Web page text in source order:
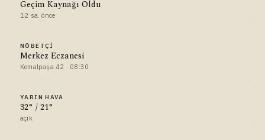
Geçim Kaynağı Oldu
12 sa. önce
NÖBETÇI
Merkez Eczanesi
Kemalpaşa 42 · 08:30
YARIN HAVA
32° / 21°
açık